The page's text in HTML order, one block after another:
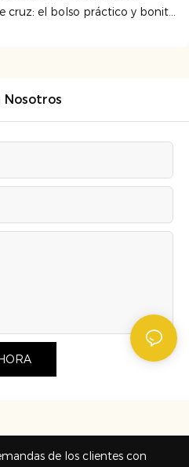
cruz: el bolso práctico y bonito
Nosotros
de los clientes con